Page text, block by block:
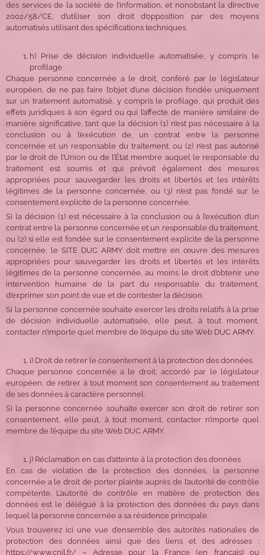
des services de la société de l’information, et nonobstant la directive
2002/58/CE, d’utiliser son droit d’opposition par des moyens
automatisés utilisant des spécifications techniques.
h) Prise de décision individuelle automatisée, y compris le
profilage
Chaque personne concernée a le droit, conféré par le législateur
européen, de ne pas faire l’objet d’une décision fondée uniquement
sur un traitement automatisé, y compris le profilage, qui produit des
effets juridiques à son égard ou qui l’affecte de manière similaire de
manière significative, tant que la décision (1) n’est pas nécessaire à la
conclusion ou à l’exécution de, un contrat entre la personne
concernée et un responsable du traitement, ou (2) n’est pas autorisé
par le droit de l’Union ou de l’État membre auquel le responsable du
traitement est soumis et qui prévoit également des mesures
appropriées pour sauvegarder les droits et libertés et les intérêts
légitimes de la personne concernée, ou (3) n’est pas fondé sur le
consentement explicite de la personne concernée.
Si la décision (1) est nécessaire à la conclusion ou à l’exécution d’un
contrat entre la personne concernée et un responsable du traitement,
ou (2) si elle est fondée sur le consentement explicite de la personne
concernée, le SITE DUC ARMY doit mettre en œuvre des mesures
appropriées pour sauvegarder les droits et libertés et les intérêts
légitimes de la personne concernée, au moins le droit d’obtenir une
intervention humaine de la part du responsable du traitement,
d’exprimer son point de vue et de contester la décision.
Si la personne concernée souhaite exercer les droits relatifs à la prise
de décision individuelle automatisée, elle peut, à tout moment,
contacter n’importe quel membre de l’équipe du site Web DUC ARMY.
i) Droit de retirer le consentement à la protection des données
Chaque personne concernée a le droit, accordé par le législateur
européen, de retirer à tout moment son consentement au traitement
de ses données à caractère personnel.
Si la personne concernée souhaite exercer son droit de retirer son
consentement, elle peut, à tout moment, contacter n’importe quel
membre de l’équipe du site Web DUC ARMY.
j) Réclamation en cas d’atteinte à la protection des données
En cas de violation de la protection des données, la personne
concernée a le droit de porter plainte auprès de l’autorité de contrôle
compétente. L’autorité de contrôle en matière de protection des
données est le délégué à la protection des données du pays dans
lequel la personne concernée a sa résidence principale.
Vous trouverez ici une vue d’ensemble des autorités nationales de
protection des données ainsi que des liens et des adresses :
https://www.cnil.fr/ – Adresse pour la France (en français) ou